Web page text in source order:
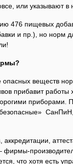
или указывают
476 пищевых
и пр.), но норм
веществ
прибавит
приборами.
аккредитации,
что хотя есть